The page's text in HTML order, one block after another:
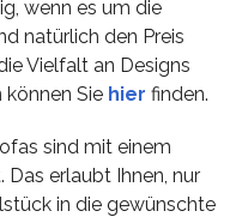
wenn es um die
natürlich den Preis
Vielfalt an Designs
Sie hier finden.
sind mit einem
erlaubt Ihnen, nur
in die gewünschte